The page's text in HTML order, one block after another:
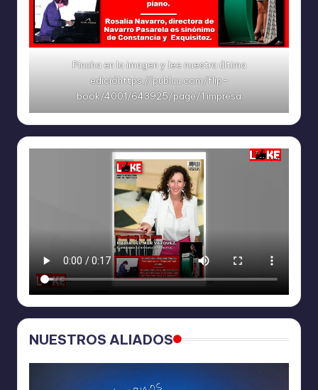
Pincha en la imagen y lee nuestra última
edicióhttps://publuu.com/flip-
book/4001/643925/page/1 impresa
NUESTROS ALIADOS